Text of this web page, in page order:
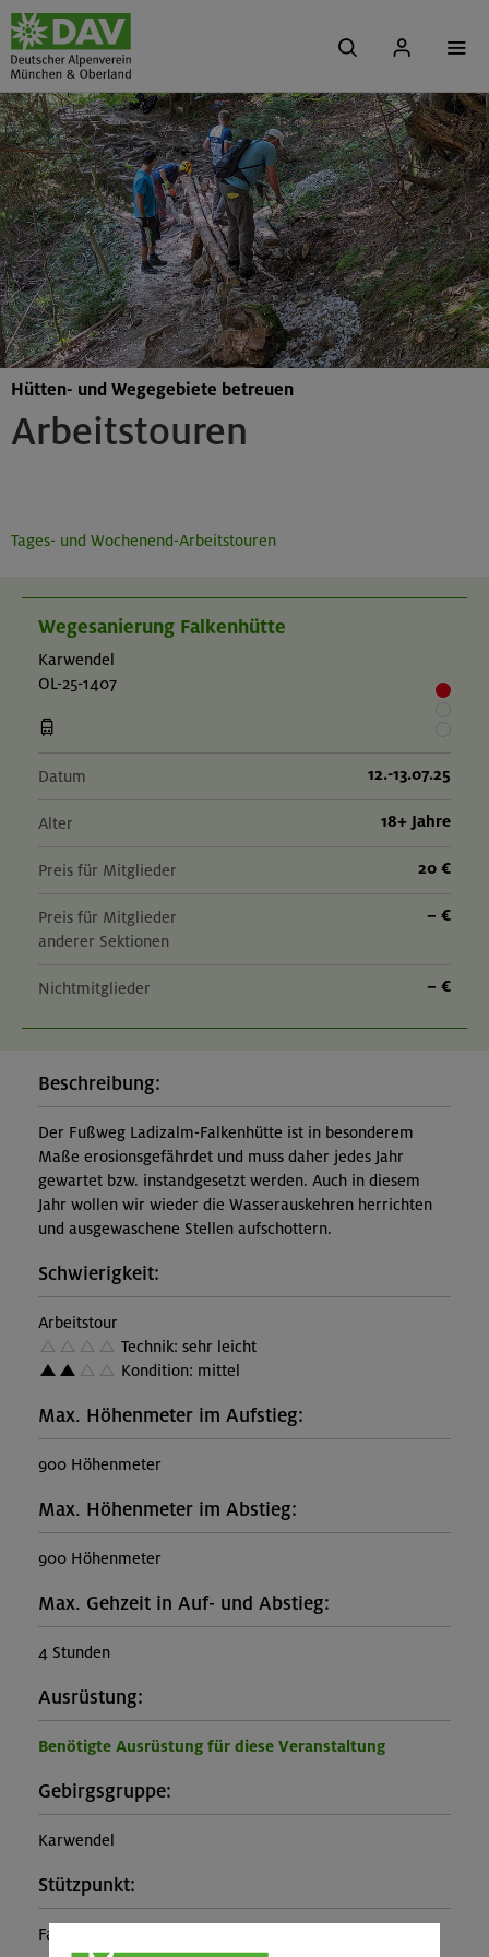
Arbeitstouren
Hütten- und Wegegebiete betreuen
Tages- und Wochenend-Arbeitstouren
Wegesanierung Falkenhütte
Karwendel
OL-25-1407
Datum 12.-13.07.25
Alter 18+ Jahre
Preis für Mitglieder 20 €
Preis für Mitglieder
anderer Sektionen
– €
Nichtmitglieder – €
Beschreibung:
Der Fußweg Ladizalm-Falkenhütte ist in besonderem
Maße erosionsgefährdet und muss daher jedes Jahr
gewartet bzw. instandgesetzt werden. Auch in diesem
Jahr wollen wir wieder die Wasserauskehren herrichten
und ausgewaschene Stellen aufschottern.
Schwierigkeit:
Arbeitstour
Technik: sehr leicht
Kondition: mittel
Max. Höhenmeter im Aufstieg:
900 Höhenmeter
Max. Höhenmeter im Abstieg:
900 Höhenmeter
Max. Gehzeit in Auf- und Abstieg:
4 Stunden
Ausrüstung:
Benötigte Ausrüstung für diese Veranstaltung
Gebirgsgruppe:
Karwendel
Stützpunkt:
Falkenhütte